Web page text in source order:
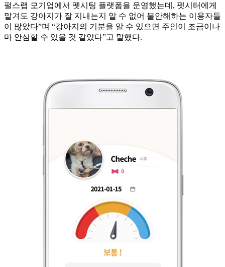
펄스랩 모기업에서 펫시팅 플랫폼을 운영했는데, 펫시터에게
맡겨도 강아지가 잘 지내는지 알 수 없어 불안해하는 이용자들
이 많았다”며 “강아지의 기분을 알 수 있으면 주인이 조금이나
마 안심할 수 있을 것 같았다”고 말했다.